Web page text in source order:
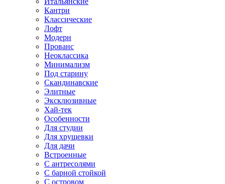
Кантри
Классические
Лофт
Модерн
Прованс
Неоклассика
Минимализм
Под старину
Скандинавские
Элитные
Эксклюзивные
Хай-тек
Особенности
Для студии
Для хрущевки
Для дачи
Встроенные
С антресолями
С барной стойкой
С островом